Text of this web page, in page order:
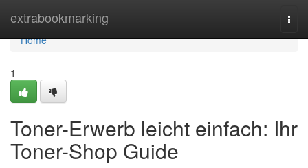
extrabookmarking
Home
Home
1
Toner-Erwerb leicht einfach: Ihr
Toner-Shop Guide